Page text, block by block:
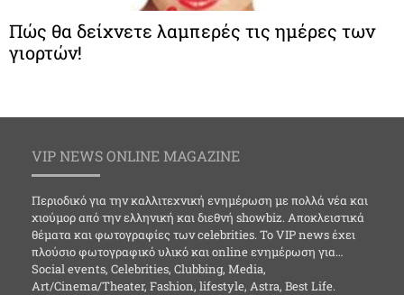
Πώς θα δείχνετε λαμπερές τις ημέρες των
γιορτών!
VIP NEWS ONLINE MAGAZINE
Περιοδικό για την καλλιτεχνική ενημέρωση με πολλά νέα και
χιούμορ από την ελληνική και διεθνή showbiz. Αποκλειστικά
θέματα και φωτογραφίες των celebrities. Το VIP news έχει
πλούσιο φωτογραφικό υλικό και online ενημέρωση για…
Social events, Celebrities, Clubbing, Media,
Art/Cinema/Theater, Fashion, lifestyle, Astra, Best Life.